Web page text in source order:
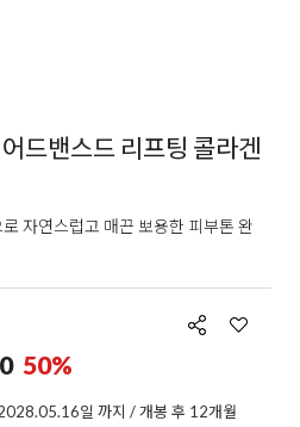
드밴스드 리프팅 콜라겐
자연스럽고 매끈 뽀용한 피부톤 완
50%
일 까지 / 개봉 후 12개월